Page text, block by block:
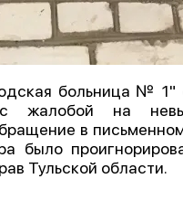
больница № 1"
жалобой на
в
было
Тульской области.